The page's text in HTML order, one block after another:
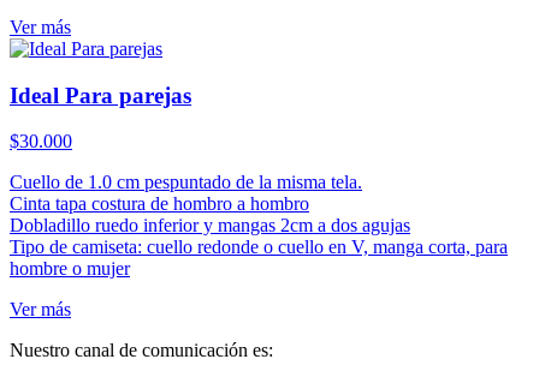
Ver más
Ideal Para parejas
$30.000
Cuello de 1.0 cm pespuntado de la misma tela.
Cinta tapa costura de hombro a hombro
Dobladillo ruedo inferior y mangas 2cm a dos agujas
Tipo de camiseta: cuello redonde o cuello en V, manga corta, para
hombre o mujer
Ver más
Nuestro canal de comunicación es: